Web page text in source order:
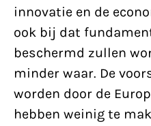
innovatie en de
ook bij dat
beschermd zullen
minder waar. De
worden door de
hebben weinig te